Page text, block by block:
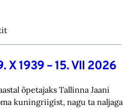
X 1939 – 15. VII 2026
õpetajaks Tallinna Jaani
kuningriigist, nagu ta naljaga